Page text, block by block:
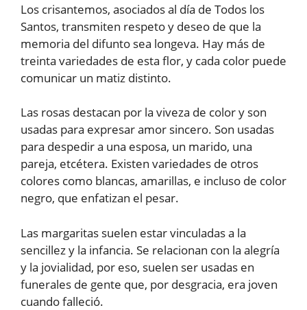
Los crisantemos, asociados al día de Todos los
Santos, transmiten respeto y deseo de que la
memoria del difunto sea longeva. Hay más de
treinta variedades de esta flor, y cada color puede
comunicar un matiz distinto.
Las rosas destacan por la viveza de color y son
usadas para expresar amor sincero. Son usadas
para despedir a una esposa, un marido, una
pareja, etcétera. Existen variedades de otros
colores como blancas, amarillas, e incluso de color
negro, que enfatizan el pesar.
Las margaritas suelen estar vinculadas a la
sencillez y la infancia. Se relacionan con la alegría
y la jovialidad, por eso, suelen ser usadas en
funerales de gente que, por desgracia, era joven
cuando falleció.